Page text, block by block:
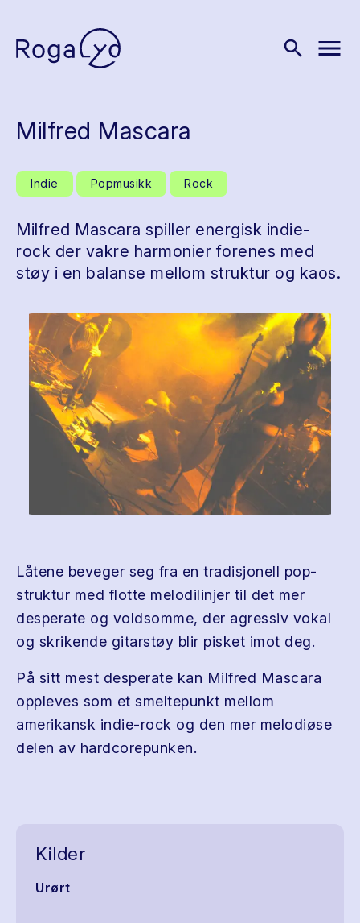
search menu
Milfred Mascara
Indie Popmusikk Rock
Milfred Mascara spiller energisk indie-
rock der vakre harmonier forenes med
støy i en balanse mellom struktur og kaos.
Låtene beveger seg fra en tradisjonell pop-
struktur med flotte melodilinjer til det mer
desperate og voldsomme, der agressiv vokal
og skrikende gitarstøy blir pisket imot deg.
På sitt mest desperate kan Milfred Mascara
oppleves som et smeltepunkt mellom
amerikansk indie-rock og den mer melodiøse
delen av hardcorepunken.
Kilder
Urørt